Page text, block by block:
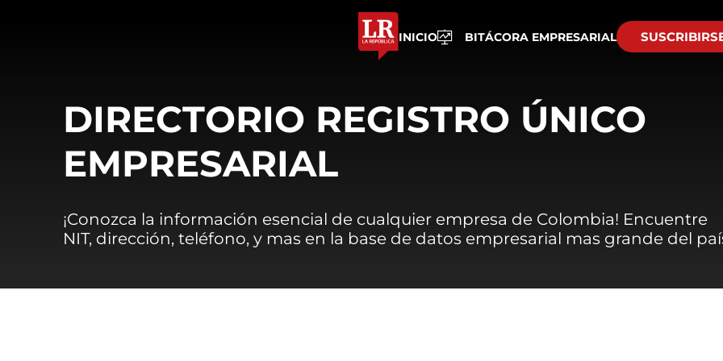
INICIO BITÁCORA EMPRESARIAL
DIRECTORIO REGISTRO ÚNICO
EMPRESARIAL
¡Conozca la información esencial de cualquier empresa de Colombia! Encuentre
NIT, dirección, teléfono, y mas en la base de datos empresarial mas grande del